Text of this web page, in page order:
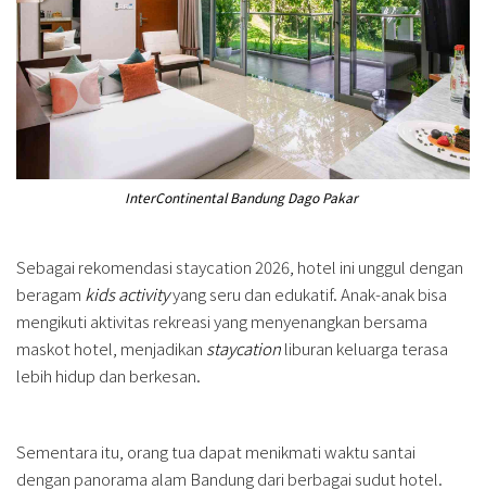
InterContinental Bandung Dago Pakar
Sebagai rekomendasi staycation 2026, hotel ini unggul dengan
beragam kids activityyang seru dan edukatif. Anak-anak bisa
mengikuti aktivitas rekreasi yang menyenangkan bersama
maskot hotel, menjadikan staycationliburan keluarga terasa
lebih hidup dan berkesan.
Sementara itu, orang tua dapat menikmati waktu santai
dengan panorama alam Bandung dari berbagai sudut hotel.